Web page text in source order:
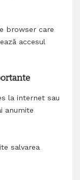
browser care
accesul
la internet sau
anumite
salvarea